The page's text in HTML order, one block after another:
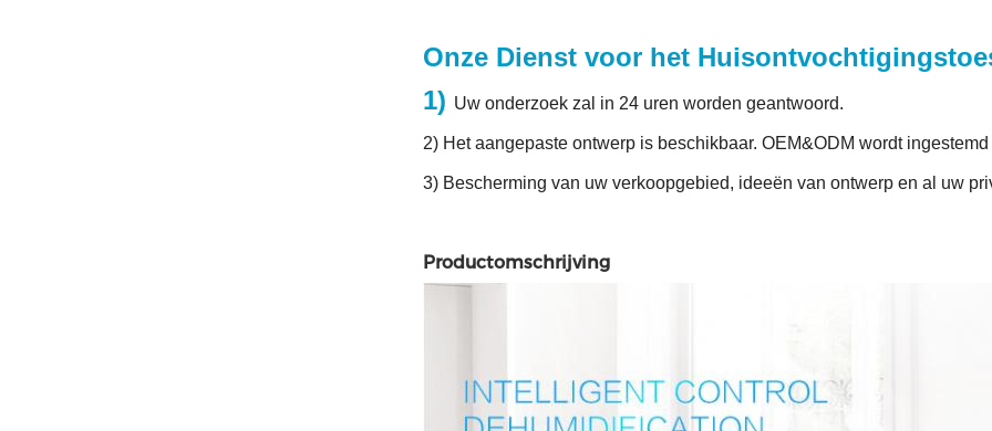
Onze Dienst voor het
1) Uw onderzoek zal in 24 uren worden geantwoord.
2) Het aangepaste ontwerp is beschikbaar. OEM&ODM wordt ingestemd
3) Bescherming van uw verkoopgebied, ideeën van ontwerp en al uw
Productomschrijving